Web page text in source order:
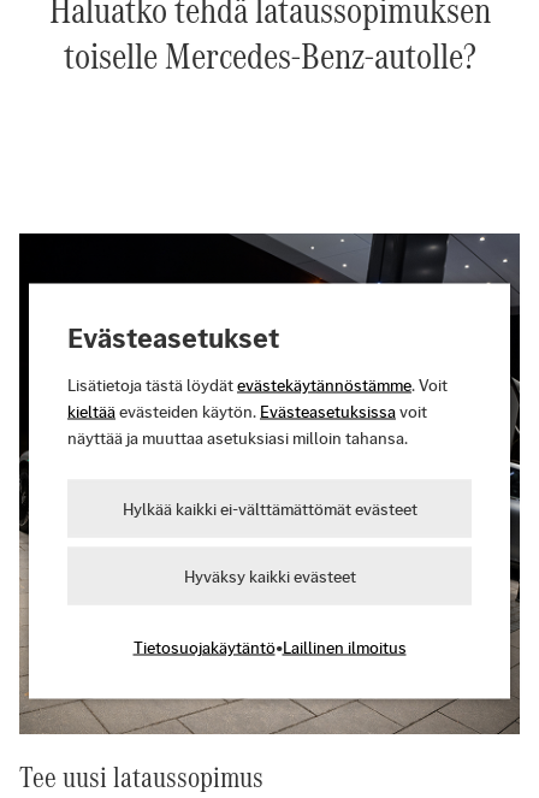
toiselle Mercedes-Benz-autolle?
Tee uusi lataussopimus
Evästeasetukset
Lisätietoja tästä löydätevästekäytännöstämme. Voit
kieltääevästeiden käytön. Evästeasetuksissavoit
näyttää ja muuttaa asetuksiasi milloin tahansa.
Hylkää kaikki ei-välttämättömät evästeet
Hyväksy kaikki evästeet
Tietosuojakäytäntö•Laillinen ilmoitus